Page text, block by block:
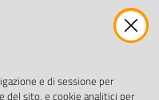
e di sessione per
del sito, e cookie analitici per